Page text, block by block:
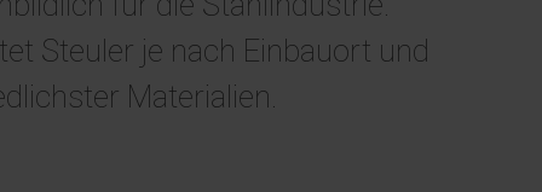
Steuler je nach Einbauort und
Materialien.